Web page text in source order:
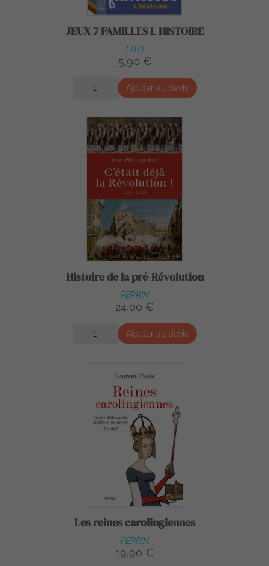
JEUX 7 FAMILLES L HISTOIRE
LITO
5,90 €
Ajouter au devis
Histoire de la pré-Révolution
PERRIN
24,00 €
Ajouter au devis
Les reines carolingiennes
PERRIN
19,90 €